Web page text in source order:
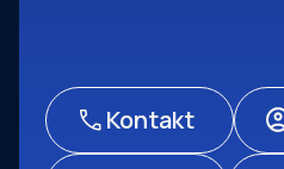
Kontakt